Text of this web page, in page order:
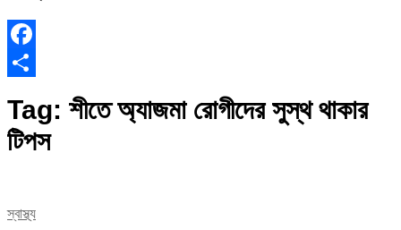
Facebook
Tag: শীতে অ্যাজমা রোগীদের সুস্থ থাকার
টিপস
স্বাস্থ্য